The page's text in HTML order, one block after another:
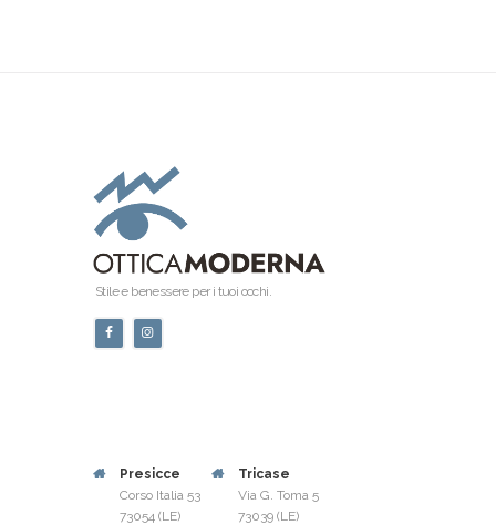
Stile e benessere per i tuoi occhi.
Presicce
Corso Italia 53
73054 (LE)
Tricase
Via G. Toma 5
73039 (LE)